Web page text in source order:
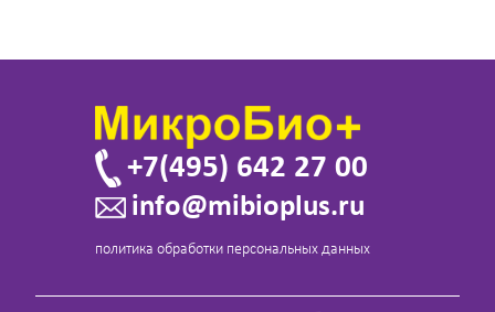
+7(495) 642 27 00
info@mibioplus.ru
политика обработки персональных данных